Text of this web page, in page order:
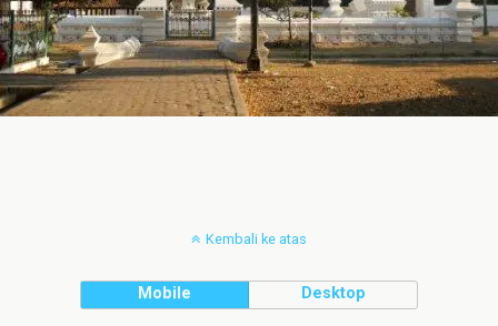
Kembali ke atas
Mobile Desktop